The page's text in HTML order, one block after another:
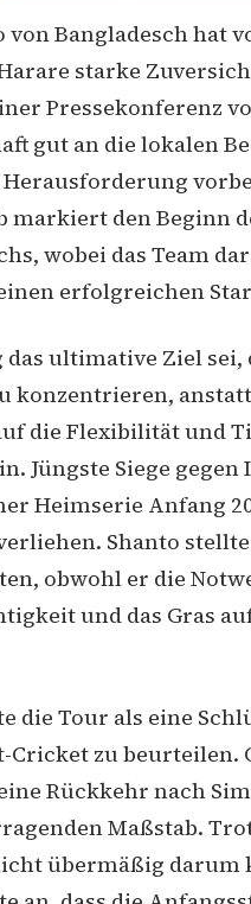
Bangladesch hat
starke
Pressekonferenz
gut an die lokalen
markiert den Beginn
wobei das Team
erfolgreichen
ultimative Ziel sei,
konzentrieren,
die Flexibilität und
Jüngste Siege
Heimserie Anfang
Shanto stellte
obwohl er die
und das Gras
die Tour als eine
Cricket zu beurteilen.
Rückkehr nach
Maßstab.
übermäßig darum